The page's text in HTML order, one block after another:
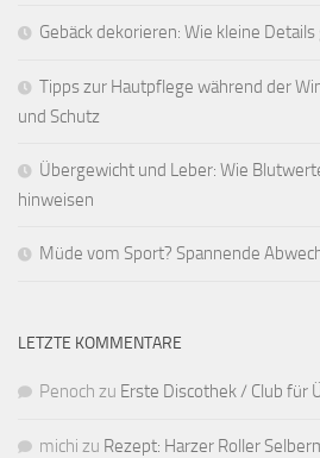
Gebäck dekorieren: Wie kleine
Tipps zur Hautpflege während der
und Schutz
Übergewicht und Leber: Wie
hinweisen
Müde vom Sport? Spannende
LETZTE KOMMENTARE
Penoch zu Erste Discothek / Club für
michi zu Rezept: Harzer Roller